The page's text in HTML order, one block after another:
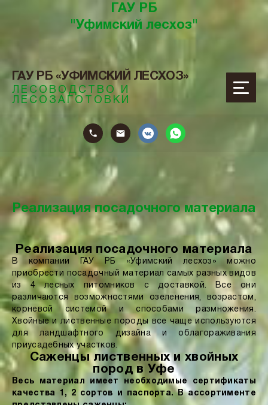
ГАУ РБ
"Уфимский лесхоз"
ГАУ РБ «УФИМСКИЙ ЛЕСХОЗ»
ЛЕСОВОДСТВО И
ЛЕСОЗАГОТОВКИ
Реализация посадочного материала
Реализация посадочного материала
В компании ГАУ РБ «Уфимский лесхоз» можно
приобрести посадочный материал самых разных видов
из 4 лесных питомников с доставкой. Все они
различаются возможностями озеленения, возрастом,
корневой системой и способами размножения.
Хвойные и лиственные породы все чаще используются
для ландшафтного дизайна и облагораживания
приусадебных участков.
Саженцы лиственных и хвойных
пород в Уфе
Весь материал имеет необходимые сертификаты
качества 1, 2 сортов и паспорта. В ассортименте